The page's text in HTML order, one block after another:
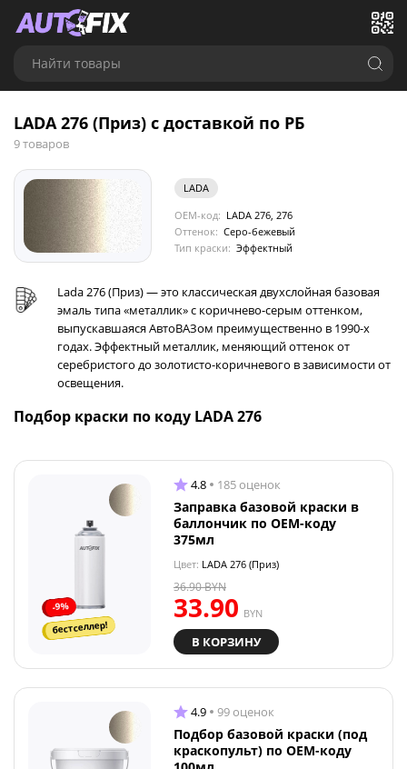
Найти товары
LADA 276 (Приз) с доставкой по РБ
9 товаров
LADA
OEM-код: LADA 276, 276
Оттенок: Серо-бежевый
Тип краски: Эффектный
Lada 276 (Приз) — это классическая двухслойная базовая
эмаль типа «металлик» с коричнево-серым оттенком,
выпускавшаяся АвтоВАЗом преимущественно в 1990-х
годах. Эффектный металлик, меняющий оттенок от
серебристого до золотисто-коричневого в зависимости от
освещения.
Подбор краски по коду LADA 276
-9%
бестселлер!
4.8 185 оценок
Заправка базовой краски в
баллончик по OEM-коду
375мл
Цвет: LADA 276 (Приз)
33.90 BYN
36.90BYN
В КОРЗИНУ
4.9 99 оценок
Подбор базовой краски (под
краскопульт) по OEM-коду